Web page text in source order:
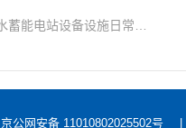
京公网安备 11010802025502号